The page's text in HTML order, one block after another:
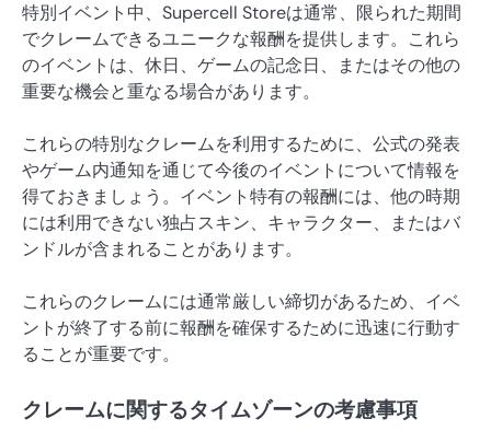
特別イベント中、Supercell Storeは通常、限られた期間
でクレームできるユニークな報酬を提供します。これら
のイベントは、休日、ゲームの記念日、またはその他の
重要な機会と重なる場合があります。
これらの特別なクレームを利用するために、公式の発表
やゲーム内通知を通じて今後のイベントについて情報を
得ておきましょう。イベント特有の報酬には、他の時期
には利用できない独占スキン、キャラクター、またはバ
ンドルが含まれることがあります。
これらのクレームには通常厳しい締切があるため、イベ
ントが終了する前に報酬を確保するために迅速に行動す
ることが重要です。
クレームに関するタイムゾーンの考慮事項